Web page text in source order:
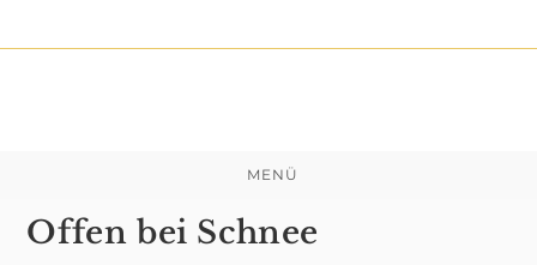
Inhalt
MENÜ
Offen bei Schnee